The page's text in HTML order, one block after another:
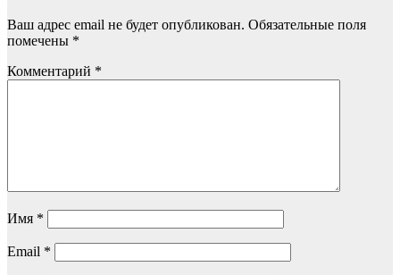
Ваш адрес email не будет опубликован. Обязательные поля
помечены *
Комментарий *
Имя *
Email *